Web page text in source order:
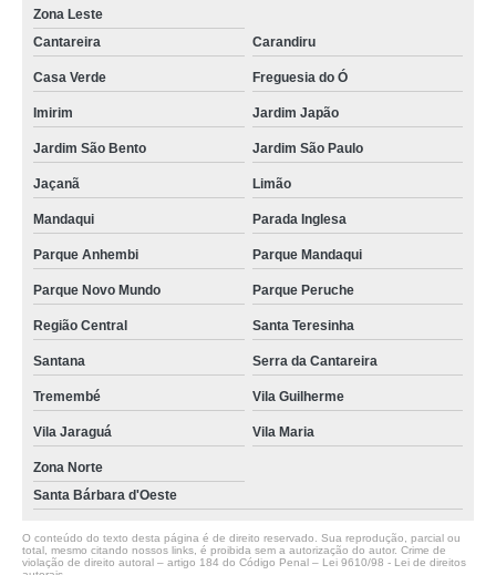
Zona Leste
Cantareira
Carandiru
Casa Verde Freguesia do Ó
Imirim Jardim Japão
Jardim São Bento Jardim São Paulo
Jaçanã Limão
Mandaqui Parada Inglesa
Parque Anhembi Parque Mandaqui
Parque Novo Mundo Parque Peruche
Região Central Santa Teresinha
Santana Serra da Cantareira
Tremembé Vila Guilherme
Vila Jaraguá Vila Maria
Zona Norte
Santa Bárbara d'Oeste
O conteúdo do texto desta página é de direito reservado. Sua reprodução, parcial ou
total, mesmo citando nossos links, é proibida sem a autorização do autor. Crime de
violação de direito autoral – artigo 184 do Código Penal – Lei 9610/98 - Lei de direitos